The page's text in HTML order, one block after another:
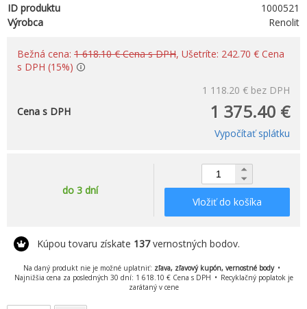
ID produktu
1000521
Výrobca
Renolit
Bežná cena: 1 618.10 € Cena s DPH, Ušetríte: 242.70 € Cena
s DPH (15%)
1 118.20 € bez DPH
1 375.40 €
Cena s DPH
Vypočítať splátku
do 3 dní
Vložiť do košíka
Kúpou tovaru získate 137vernostných bodov.
Na daný produkt nie je možné uplatniť: zľava, zľavový kupón, vernostné body
Najnižšia cena za posledných 30 dní: 1 618.10 € Cena s DPH
Recyklačný poplatok je
zarátaný v cene